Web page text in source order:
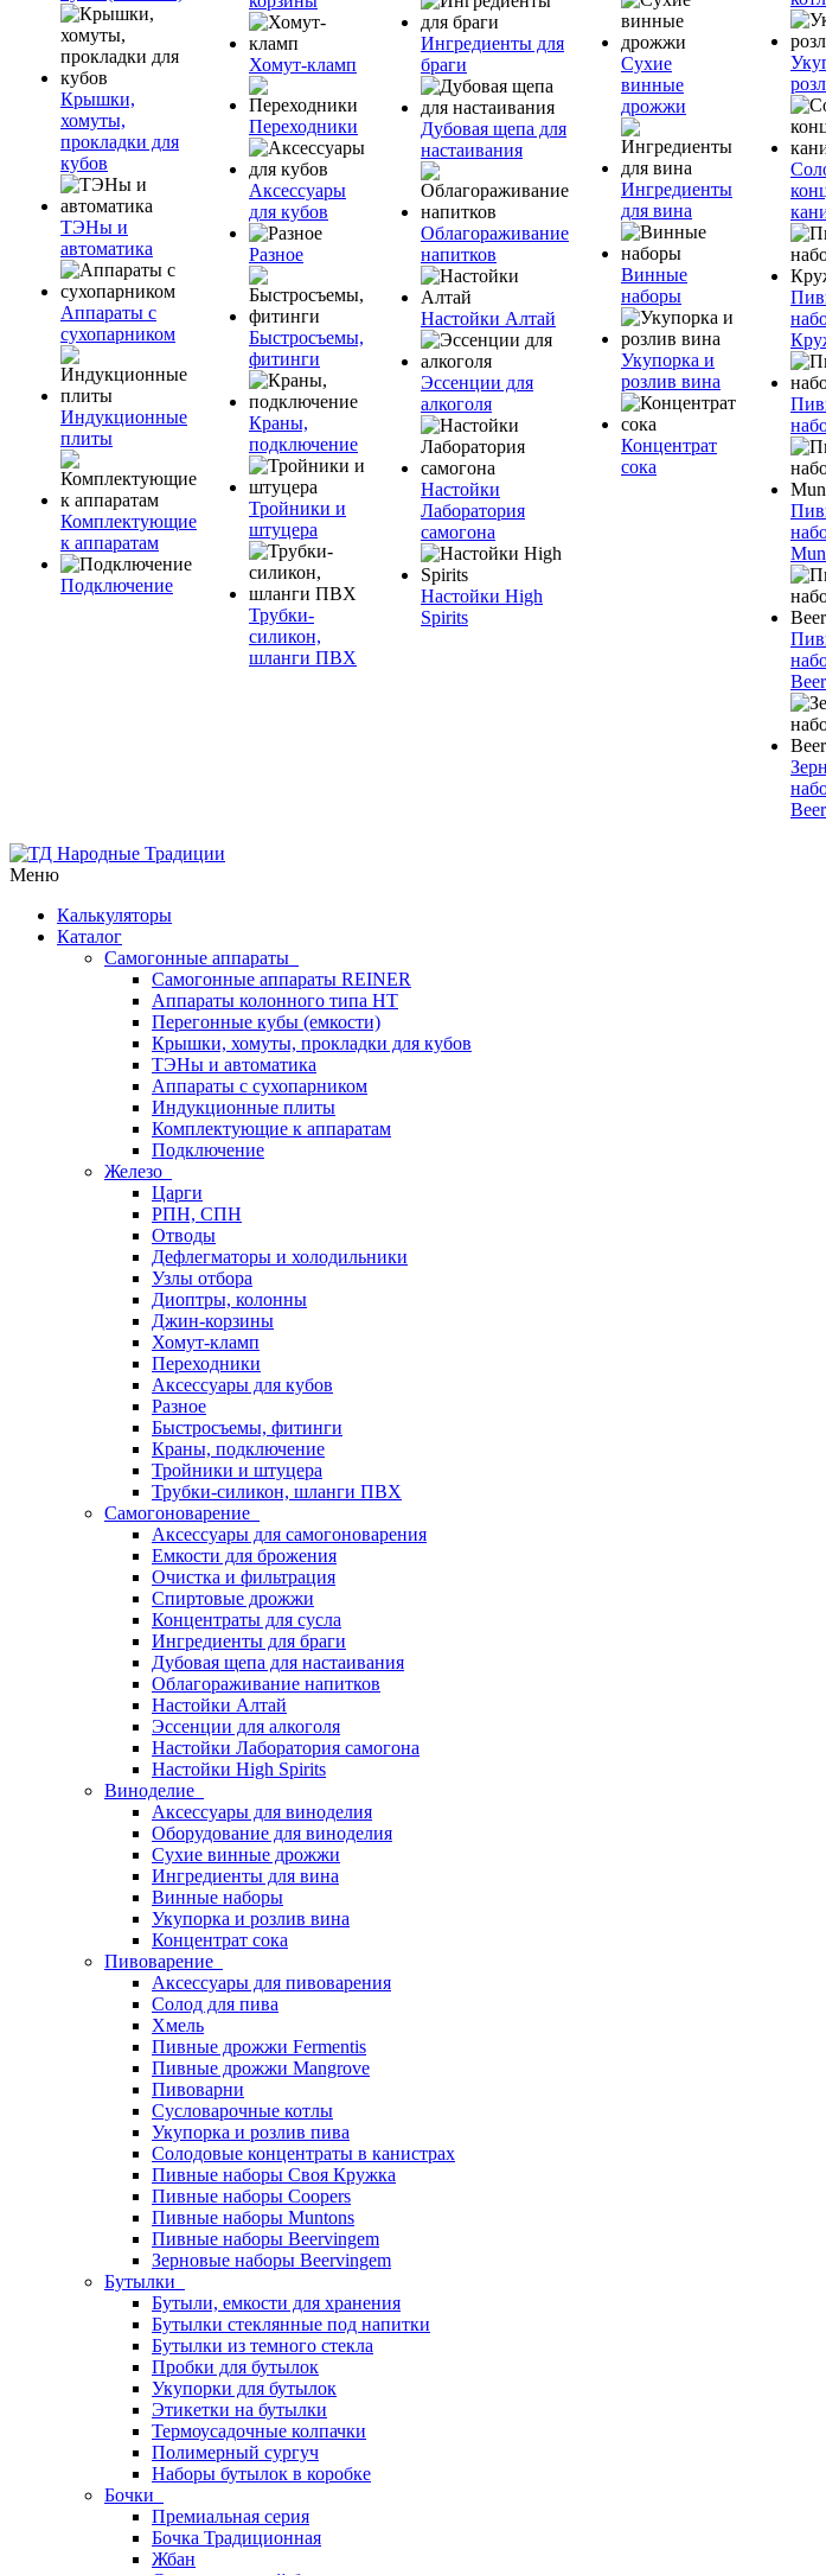
Крышки,
хомуты,
прокладки для
кубов
ТЭНы и
автоматика
Аппараты с
сухопарником
Индукционные
плиты
Комплектующие
к аппаратам
Подключение
Хомут-кламп
Переходники
Аксессуары
для кубов
Разное
Быстросъемы,
фитинги
Краны,
подключение
Тройники и
штуцера
Трубки-
силикон,
шланги ПВХ
Ингредиенты для
браги
Дубовая щепа для
настаивания
Облагораживание
напитков
Настойки Алтай
Эссенции для
алкоголя
Настойки
Лаборатория
самогона
Настойки High
Spirits
Сухие
винные
дрожжи
Ингредиенты
для вина
Винные
наборы
Укупорка и
розлив вина
Концентрат
сока
Меню
Калькуляторы
Каталог
Самогонные аппараты
Самогонные аппараты REINER
Аппараты колонного типа НТ
Перегонные кубы (емкости)
Крышки, хомуты, прокладки для кубов
ТЭНы и автоматика
Аппараты с сухопарником
Индукционные плиты
Комплектующие к аппаратам
Подключение
Железо
Царги
РПН, СПН
Отводы
Дефлегматоры и холодильники
Узлы отбора
Диоптры, колонны
Джин-корзины
Хомут-кламп
Переходники
Аксессуары для кубов
Разное
Быстросъемы, фитинги
Краны, подключение
Тройники и штуцера
Трубки-силикон, шланги ПВХ
Самогоноварение
Аксессуары для самогоноварения
Емкости для брожения
Очистка и фильтрация
Спиртовые дрожжи
Концентраты для сусла
Ингредиенты для браги
Дубовая щепа для настаивания
Облагораживание напитков
Настойки Алтай
Эссенции для алкоголя
Настойки Лаборатория самогона
Настойки High Spirits
Виноделие
Аксессуары для виноделия
Оборудование для виноделия
Сухие винные дрожжи
Ингредиенты для вина
Винные наборы
Укупорка и розлив вина
Концентрат сока
Пивоварение
Аксессуары для пивоварения
Солод для пива
Хмель
Пивные дрожжи Fermentis
Пивные дрожжи Mangrove
Пивоварни
Сусловарочные котлы
Укупорка и розлив пива
Солодовые концентраты в канистрах
Пивные наборы Своя Кружка
Пивные наборы Coopers
Пивные наборы Muntons
Пивные наборы Beervingem
Зерновые наборы Beervingem
Бутылки
Бутыли, емкости для хранения
Бутылки стеклянные под напитки
Бутылки из темного стекла
Пробки для бутылок
Укупорки для бутылок
Этикетки на бутылки
Термоусадочные колпачки
Полимерный сургуч
Наборы бутылок в коробке
Бочки
Премиальная серия
Бочка Традиционная
Жбан